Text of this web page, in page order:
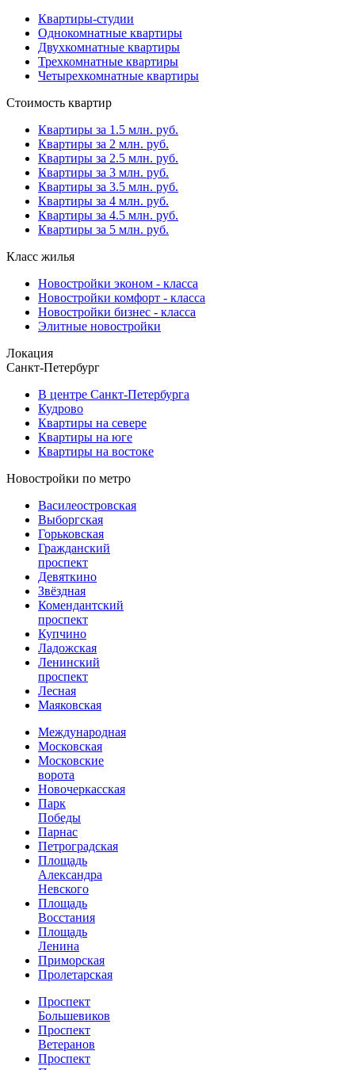
Квартиры-студии
Однокомнатные квартиры
Двухкомнатные квартиры
Трехкомнатные квартиры
Четырехкомнатные квартиры
Стоимость квартир
Квартиры за 1.5 млн. руб.
Квартиры за 2 млн. руб.
Квартиры за 2.5 млн. руб.
Квартиры за 3 млн. руб.
Квартиры за 3.5 млн. руб.
Квартиры за 4 млн. руб.
Квартиры за 4.5 млн. руб.
Квартиры за 5 млн. руб.
Класс жилья
Новостройки эконом - класса
Новостройки комфорт - класса
Новостройки бизнес - класса
Элитные новостройки
Локация
Санкт-Петербург
В центре Санкт-Петербурга
Кудрово
Квартиры на севере
Квартиры на юге
Квартиры на востоке
Новостройки по метро
Василеостровская
Выборгская
Горьковская
Гражданский
проспект
Девяткино
Звёздная
Комендантский
проспект
Купчино
Ладожская
Ленинский
проспект
Лесная
Маяковская
Международная
Московская
Московские
ворота
Новочеркасская
Парк
Победы
Парнас
Петроградская
Площадь
Александра
Невского
Площадь
Восстания
Площадь
Ленина
Приморская
Пролетарская
Проспект
Большевиков
Проспект
Ветеранов
Проспект